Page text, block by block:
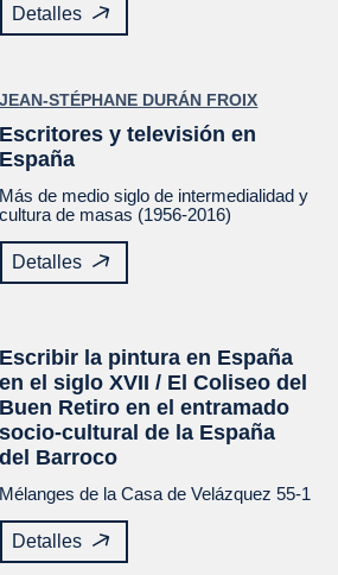
Detalles
JEAN-STÉPHANE DURÁN FROIX
Escritores y televisión en
España
Más de medio siglo de intermedialidad y
cultura de masas (1956-2016)
Detalles
Escribir la pintura en España
en el siglo XVII / El Coliseo del
Buen Retiro en el entramado
socio-cultural de la España
del Barroco
Mélanges de la Casa de Velázquez 55-1
Detalles